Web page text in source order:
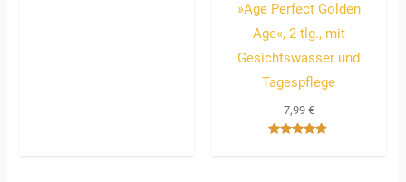
»Age Perfect Golden
Age«, 2-tlg., mit
Gesichtswasser und
Tagespflege
7,99 €